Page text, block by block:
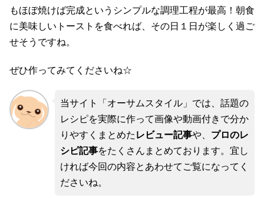
もほぼ焼けば完成というシンプルな調理工程が最高！朝食
に美味しいトーストを食べれば、その日１日が楽しく過ご
せそうですね。
ぜひ作ってみてくださいね☆
当サイト「オーサムスタイル」では、話題の
レシピを実際に作って画像や動画付きで分か
りやすくまとめた レビュー記事や、 プロのレ
シピ記事をたくさんまとめております。宜し
ければ今回の内容とあわせてご覧になってく
ださいね。